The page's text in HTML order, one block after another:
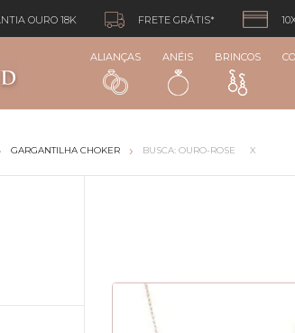
OURO 18K FRETE GRÁTIS*
ALIANÇAS ANÉIS BRINCOS
GARGANTILHA CHOKER BUSCA: OURO-ROSE X